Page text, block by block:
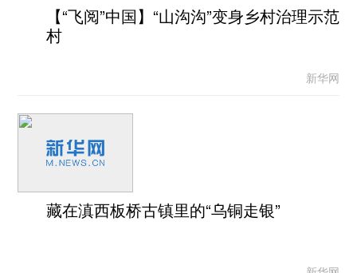
【“飞阅”中国】“山沟沟”变身乡村治理示范
村
新华网
藏在滇西板桥古镇里的“乌铜走银”